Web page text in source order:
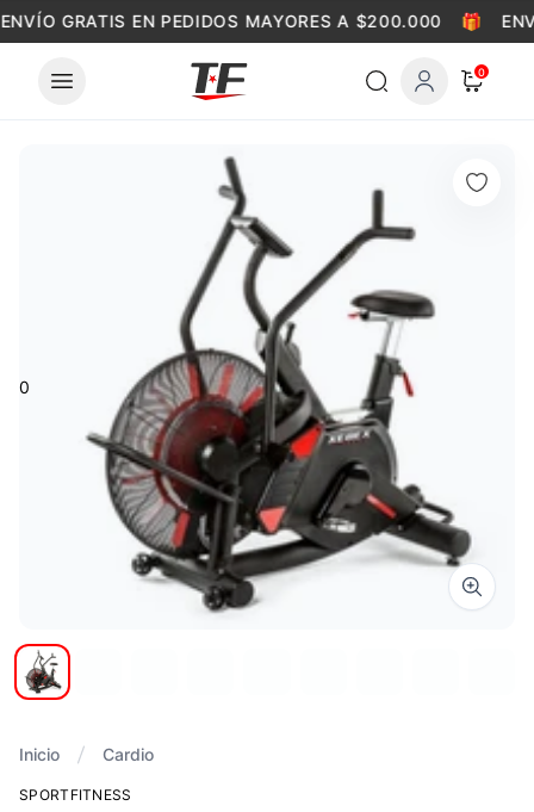
Skip to contentGRATIS EN PEDIDOS MAYORES A $200.000 🎁
0
0
Zoom
Inicio Cardio
SPORTFITNESS